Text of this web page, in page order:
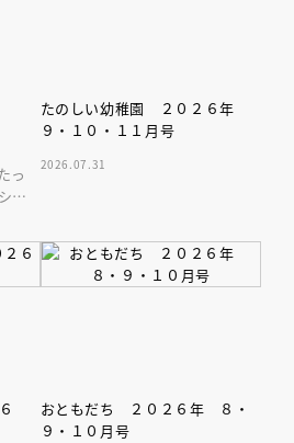
っ
ッ
ー
たのしい幼稚園 ２０２６年
９・１０・１１月号
2026.07.31
おともだち ２０２６年 ８・
９・１０月号